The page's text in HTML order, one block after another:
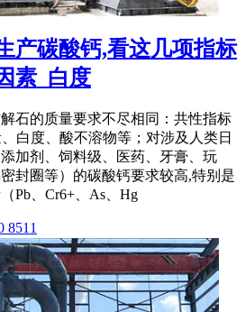
产碳酸钙,看这几项指标
素_白度
石的质量要求不尽相同：共性指标
白度、酸不溶物等；对涉及人类日
加剂、饲料级、医药、牙膏、玩
封圈等）的碳酸钙要求较高,特别是
Pb、Cr6+、As、Hg
8511